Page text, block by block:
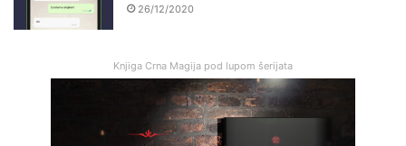
26/12/2020
Knjiga Crna Magija pod lupom šerijata